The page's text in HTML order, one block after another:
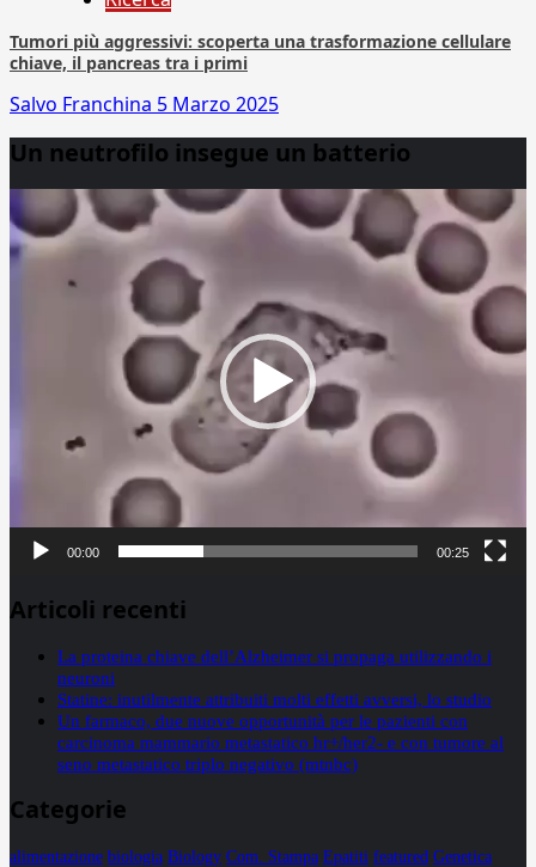
Tumori più aggressivi: scoperta una trasformazione cellulare
chiave, il pancreas tra i primi
Salvo Franchina 5 Marzo 2025
Un neutrofilo insegue un batterio
Player
00:00 00:25
Articoli recenti
La proteina chiave dell’Alzheimer si propaga utilizzando i
neuroni
Statine: inutilmente attribuiti molti effetti avversi, lo studio
Un farmaco, due nuove opportunità per le pazienti con
carcinoma mammario metastatico hr+/her2- e con tumore al
seno metastatico triplo negativo (mtnbc)
Categorie
alimentazione biologia Biology Com. Stampa Epatiti featured Genetica